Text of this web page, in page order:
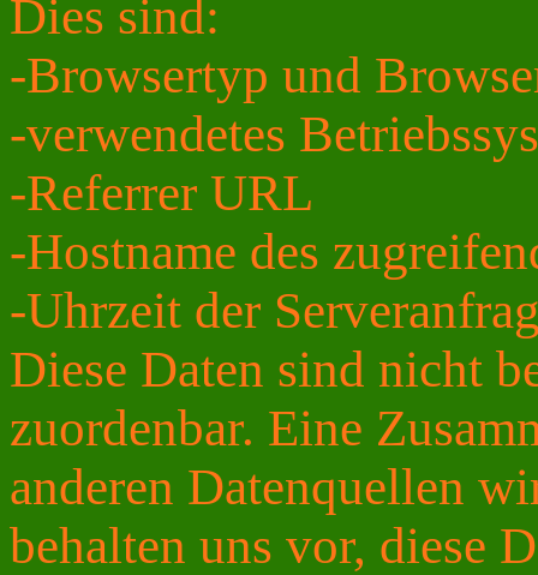
Dies sind:
-Browsertyp und
-verwendetes
-Referrer URL
-Hostname des
-Uhrzeit der
Diese Daten sind nicht
zuordenbar. Eine
anderen Datenquellen
behalten uns vor, diese